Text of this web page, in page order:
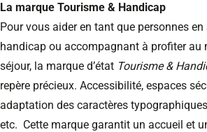
La marque Tourisme & Handicap
Pour vous aider en tant que personnes
handicap ou accompagnant à profiter au
séjour, la marque d’état Tourisme &
repère précieux. Accessibilité, espaces
adaptation des caractères
etc. Cette marque garantit un accueil et